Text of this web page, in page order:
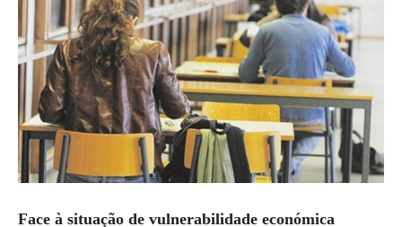
Face à situação de vulnerabilidade económica